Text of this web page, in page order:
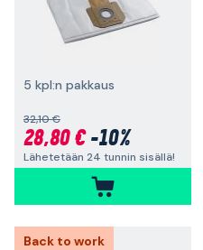
5 kpl:n pakkaus
32,10 €
28,80 €-10%
Lähetetään 24 tunnin sisällä!
Back to work